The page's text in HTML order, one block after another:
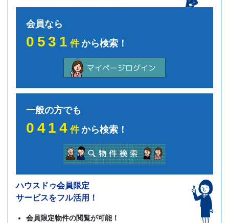
会員なら
0531件から検索！
一般の方でも
0414件から検索！
ハウスドゥ会員限定
サービスをフル活用！
会員限定物件の閲覧が可能！